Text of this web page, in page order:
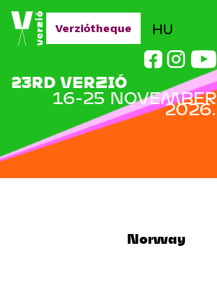
Jump to navigation
HU
23RD VERZIÓ
16-25 NOVEMBER
2026.
Verziótheque
Norway